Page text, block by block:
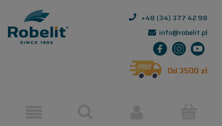
+48 (34) 377 42 98
info@robelit.pl
Od 3500 zł